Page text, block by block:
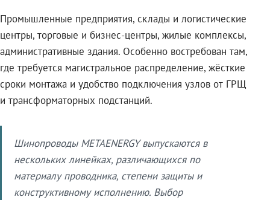
Промышленные предприятия, склады и логистические
центры, торговые и бизнес-центры, жилые комплексы,
административные здания. Особенно востребован там,
где требуется магистральное распределение, жёсткие
сроки монтажа и удобство подключения узлов от ГРЩ
и трансформаторных подстанций.
Шинопроводы METAENERGY выпускаются в
нескольких линейках, различающихся по
материалу проводника, степени защиты и
конструктивному исполнению. Выбор